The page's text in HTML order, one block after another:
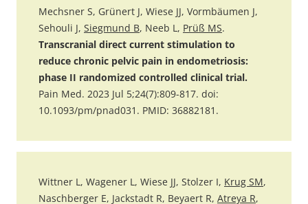
Mechsner S, Grünert J, Wiese JJ, Vormbäumen J,
Sehouli J, Siegmund B, Neeb L, Prüß MS.
Transcranial direct current stimulation to
reduce chronic pelvic pain in endometriosis:
phase II randomized controlled clinical trial.
Pain Med. 2023 Jul 5;24(7):809-817. doi:
10.1093/pm/pnad031. PMID: 36882181.
Wittner L, Wagener L, Wiese JJ, Stolzer I, Krug SM,
Naschberger E, Jackstadt R, Beyaert R, Atreya R,